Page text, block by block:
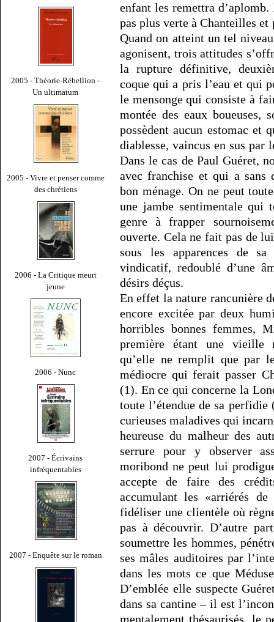
2005 - Théorie-Rébellion -
Un ultimatum
2005 - Vivre et penser comme
des chrétiens
2006 - La Critique meurt
jeune
2006 - Nunc
2007 - Écrivains
infréquentables
2007 - Enquête sur le roman
enfant les remettra d’aplomb.
pas plus verte à Chanteilles
Quand on atteint un tel
agonisent, trois attitudes
la rupture définitive,
coque qui a pris l’eau et qui
le mensonge qui consiste à
montée des eaux boueuses,
possèdent aucun estomac et
diablesse, vaincus en sus par
Dans le cas de Paul Guéret,
avec franchise et qui a sans
bon ménage. On ne peut
une jambe sentimentale
genre à frapper
ouverte. Cela ne fait pas de
sous les apparences de
vindicatif, redoublé d’une
désirs déçus.
En effet la nature rancunière
encore excitée par deux
horribles bonnes femmes,
première étant une vieille
qu’elle ne remplit que par
médiocre qui ferait passer
(1). En ce qui concerne la
toute l’étendue de sa
curieuses maladives qui
heureuse du malheur des
serrure pour y observer
moribond ne peut lui
accepte de faire des
accumulant les «arriérés
fidéliser une clientèle où
pas à découvrir. D’autre
soumettre les hommes,
ses mâles auditoires par
dans les mots ce que
D’emblée elle suspecte
dans sa cantine – il est
mentalement thésaurisés, le